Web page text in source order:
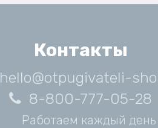
Контакты
hello@otpugivateli-
8-800-777-05-28
Работаем каждый день